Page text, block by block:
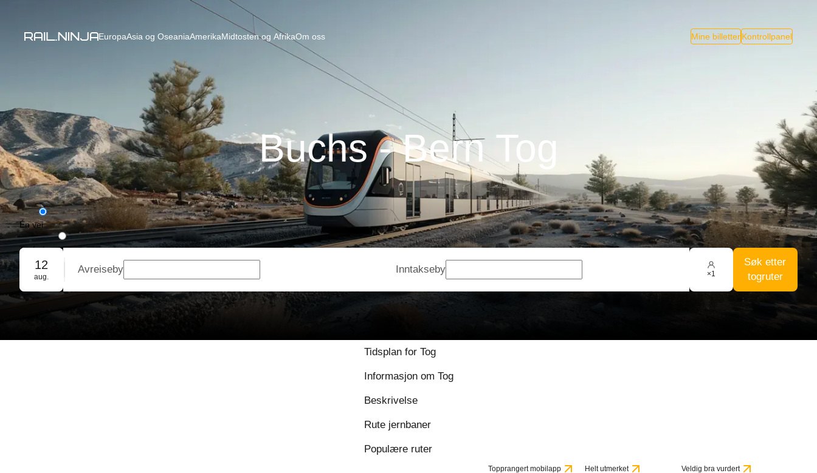
EuropaAsia og OseaniaAmerikaMidtosten og AfrikaOm oss Mine billetterKontrollpanel
Buchs - Bern Tog
Én vei
Tur/retur
Gruppebooking
12
aug.
Avreiseby Inntakseby ×1
Søk etter
togruter
Tidsplan for Tog
Informasjon om Tog
Beskrivelse
Rute jernbaner
Populære ruter
Topprangert mobilapp Helt utmerket Veldig bra vurdert